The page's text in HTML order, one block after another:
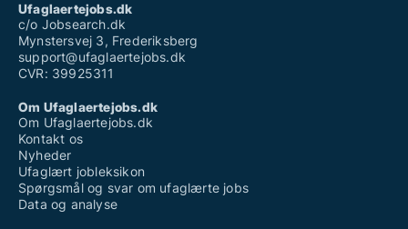
Ufaglaertejobs.dk
c/o Jobsearch.dk
Mynstersvej 3, Frederiksberg
support@ufaglaertejobs.dk
CVR: 39925311
Om Ufaglaertejobs.dk
Om Ufaglaertejobs.dk
Kontakt os
Nyheder
Ufaglært jobleksikon
Spørgsmål og svar om ufaglærte jobs
Data og analyse